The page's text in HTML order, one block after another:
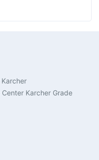
Karcher Grade